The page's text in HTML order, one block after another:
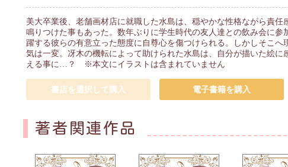
美大卒業後、老舗画材店に就職した水島は、穏やかな性格ながら責
鳴りつけた事もあった。数年ぶりに学生時代の友人達との飲み会に
躍する彼らの有意立った態度に自尊心を傷つけられる。しかしそこへ
気は一変。冴木の機転によって助けられた水島は、自分が描いた絵に
える事に…？ ※本文にイラストは含まれていません
書店を選択して購入 電子書籍を購入
著者関連作品